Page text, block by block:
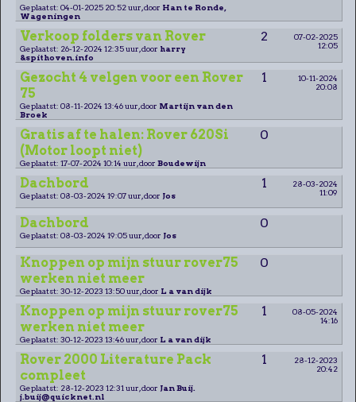
Geplaatst: 04-01-2025 20:52 uur, door Han te Ronde,
Wageningen
Verkoop folders van Rover 2
07-02-2025
12:05
Geplaatst: 26-12-2024 12:35 uur, door harry
&spithoven.info
Gezocht 4 velgen voor een Rover
75
1
10-11-2024
20:08
Geplaatst: 08-11-2024 13:46 uur, door Martijn van den
Broek
Gratis af te halen: Rover 620Si
(Motor loopt niet)
0
Geplaatst: 17-07-2024 10:14 uur, door Boudewijn
Dachbord 1
28-03-2024
11:09
Geplaatst: 08-03-2024 19:07 uur, door Jos
Dachbord 0
Geplaatst: 08-03-2024 19:05 uur, door Jos
Knoppen op mijn stuur rover75
werken niet meer
0
Geplaatst: 30-12-2023 13:50 uur, door L a van dijk
Knoppen op mijn stuur rover75
werken niet meer
1
08-05-2024
14:16
Geplaatst: 30-12-2023 13:46 uur, door L a van dijk
Rover 2000 Literature Pack
compleet
1
28-12-2023
20:42
Geplaatst: 28-12-2023 12:31 uur, door Jan Buij.
j.buij@quicknet.nl